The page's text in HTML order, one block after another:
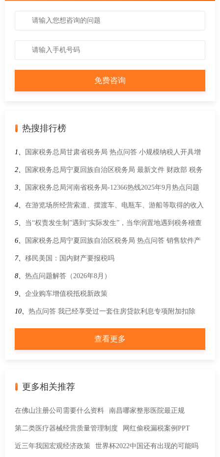
热搜排行榜
1、 国家税务总局甘肃省税务局 热点问答 小规模纳税人开具增
值税发票热点问题
2、 国家税务总局宁夏回族自治区税务局 最新文件 财政部 税务
总局关于延续实施境外机构投资国债和地方政府债券增值税政
策的公告
3、 国家税务总局河南省税务局-12366热线2025年9月热点问题
4、 在游览场所经营索道、摆渡车、电瓶车、游船等取得的收入
按照什么服务缴纳增值税？
5、 当“权责发生制”遇到“实际发生”，当华润置地遇到税务稽查
6、 国家税务总局宁夏回族自治区税务局 热点问答 销售软件产
品的同时提供的软件安装、维护、培训等服务，如何缴纳增值
税？
7、 移民美国：国内财产要报税吗
8、 热点问题解答（2026年8月）
9、 企业购车增值税抵税新政策
10、 热点问答 我已经享受过一套住房贷款利息专项附加扣除
了，现在房子卖了后再买一套，还能再享受个人所得税专项附
查看更多
更多相关推荐
在佛山注册公司需要什么资料 南昌哪家整形医院最正规
第二类医疗器械经营质量管理制度 网红偷税漏税案例PPT
近三年我国宏观经济政策 世界杯2022中国还有出现的可能吗